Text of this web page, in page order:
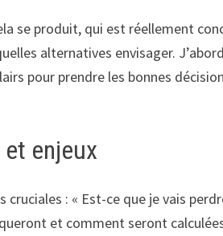
se produit, qui est réellement
alternatives envisager.
pour prendre les bonnes
enjeux
: « Est-ce que je vais
et comment seront